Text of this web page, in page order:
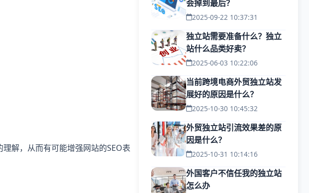
解，从而有可能增强网站的SEO表
会掉到最后？
2025-09-22 10:37:31
独立站需要准备什么？独立
站什么品类好卖？
2025-06-03 10:22:06
当前跨境电商外贸独立站发
展好的原因是什么？
2025-10-30 10:45:32
外贸独立站引流效果差的原
因是什么？
2025-10-31 10:14:16
外国客户不信任我的独立站
怎么办